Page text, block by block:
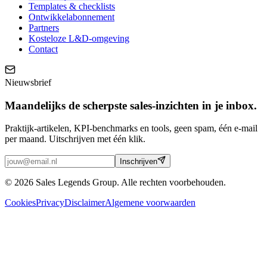
Templates & checklists
Ontwikkelabonnement
Partners
Kosteloze L&D-omgeving
Contact
Nieuwsbrief
Maandelijks de scherpste sales-inzichten in je inbox.
Praktijk-artikelen, KPI-benchmarks en tools, geen spam, één e-mail
per maand. Uitschrijven met één klik.
Inschrijven
© 2026 Sales Legends Group. Alle rechten voorbehouden.
CookiesPrivacyDisclaimerAlgemene voorwaarden